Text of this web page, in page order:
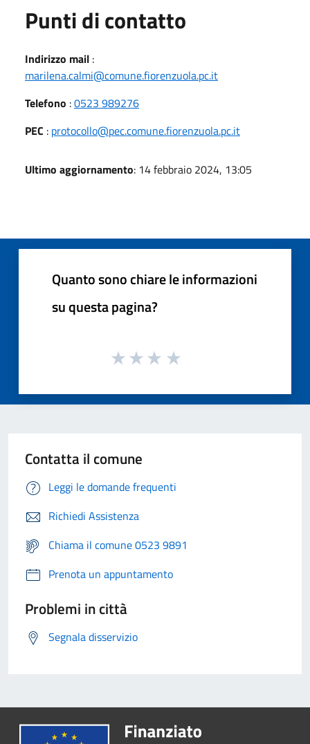
Punti di contatto
Indirizzo mail :
marilena.calmi@comune.fiorenzuola.pc.it
Telefono :0523 989276
PEC : protocollo@pec.comune.fiorenzuola.pc.it
Ultimo aggiornamento: 14 febbraio 2024, 13:05
Quanto sono chiare le informazioni
su questa pagina?
Contatta il comune
Leggi le domande frequenti
Richiedi Assistenza
Chiama il comune 0523 9891
Prenota un appuntamento
Problemi in città
Segnala disservizio